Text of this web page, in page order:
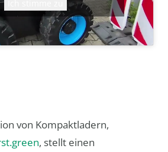
von Kompaktladern,
, stellt einen